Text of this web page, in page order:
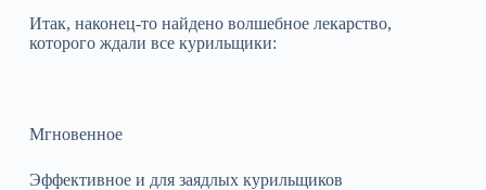
Итак, наконец‑то найдено волшебное лекарство,
которого ждали все курильщики:
Мгновенное
Эффективное и для заядлых курильщиков